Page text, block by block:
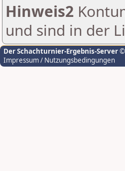
Hinweis2
und sind in der
Der Schachturnier-Ergebnis-Server©
Impressum / Nutzungsbedingungen